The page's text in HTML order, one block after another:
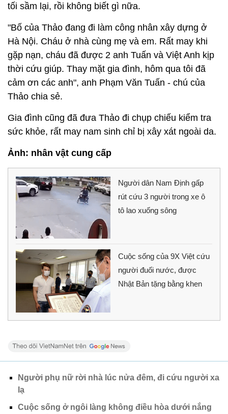
tối sầm lại, rồi không biết gì nữa.
"Bố của Thảo đang đi làm công nhân xây dựng ở
Hà Nội. Cháu ở nhà cùng mẹ và em. Rất may khi
gặp nạn, cháu đã được 2 anh Tuấn và Việt Anh kịp
thời cứu giúp. Thay mặt gia đình, hôm qua tôi đã
cảm ơn các anh", anh Phạm Văn Tuấn - chú của
Thảo chia sẻ.
Gia đình cũng đã đưa Thảo đi chụp chiếu kiểm tra
sức khỏe, rất may nam sinh chỉ bị xây xát ngoài da.
Ảnh: nhân vật cung cấp
Người dân Nam Định gấp
rút cứu 3 người trong xe ô
tô lao xuống sông
Cuộc sống của 9X Việt cứu
người đuối nước, được
Nhật Bản tặng bằng khen
Người phụ nữ rời nhà lúc nửa đêm, đi cứu người xa
lạ
Cuộc sống ở ngôi làng không điều hòa dưới nắng